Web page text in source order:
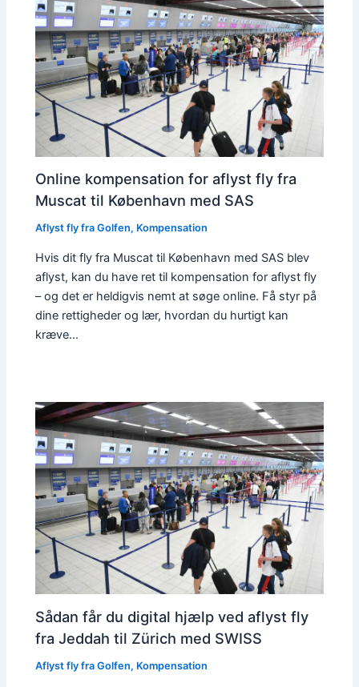
Online kompensation for aflyst fly fra
Muscat til København med SAS
Aflyst fly fra Golfen, Kompensation
Hvis dit fly fra Muscat til København med SAS blev
aflyst, kan du have ret til kompensation for aflyst fly
– og det er heldigvis nemt at søge online. Få styr på
dine rettigheder og lær, hvordan du hurtigt kan
kræve…
Sådan får du digital hjælp ved aflyst fly
fra Jeddah til Zürich med SWISS
Aflyst fly fra Golfen, Kompensation